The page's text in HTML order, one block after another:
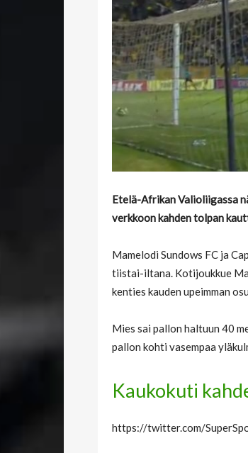
Etelä-Afrikan Valioliigassa
verkkoon kahden tolpan
Mamelodi Sundows FC ja
tiistai-iltana. Kotijoukkue
kenties kauden upeimman
Mies sai pallon haltuun 40
pallon kohti vasempaa
Kaukokuti
https://twitter.com/